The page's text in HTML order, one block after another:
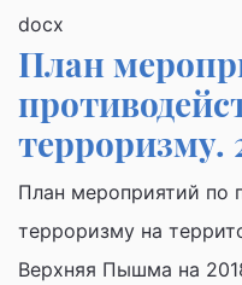
docx
План
терроризму.
План мероприятий по
терроризму на
Верхняя Пышма на